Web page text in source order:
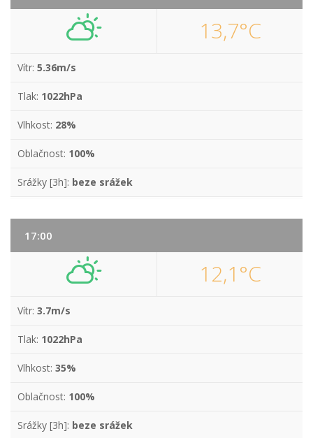
13,7°C
Vítr: 5.36m/s
Tlak: 1022hPa
Vlhkost: 28%
Oblačnost: 100%
Srážky [3h]: beze srážek
17:00
12,1°C
Vítr: 3.7m/s
Tlak: 1022hPa
Vlhkost: 35%
Oblačnost: 100%
Srážky [3h]: beze srážek